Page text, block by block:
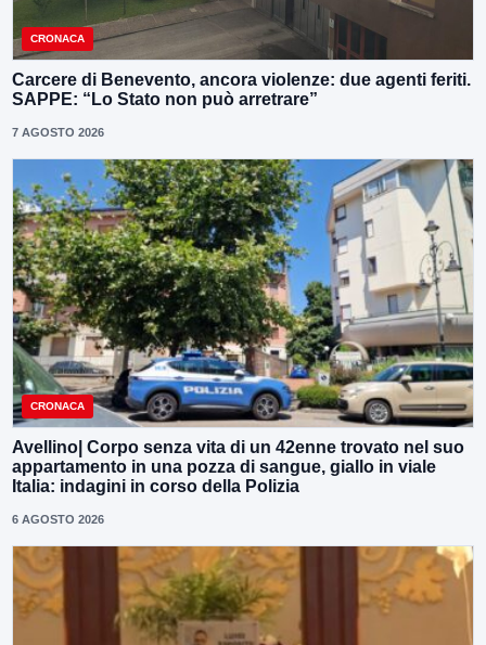
CRONACA
Carcere di Benevento, ancora violenze: due agenti feriti.
SAPPE: “Lo Stato non può arretrare”
7 AGOSTO 2026
CRONACA
Avellino| Corpo senza vita di un 42enne trovato nel suo
appartamento in una pozza di sangue, giallo in viale
Italia: indagini in corso della Polizia
6 AGOSTO 2026